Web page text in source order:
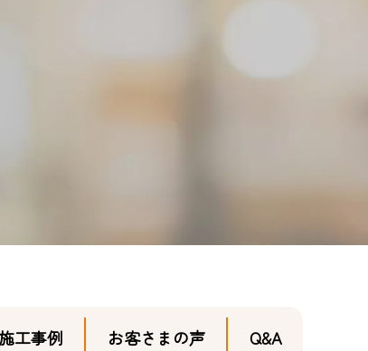
工事例 お客さまの声 Q&A